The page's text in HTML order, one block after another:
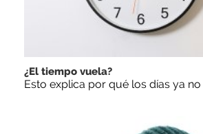
¿El tiempo vuela?
Esto explica por qué los días ya